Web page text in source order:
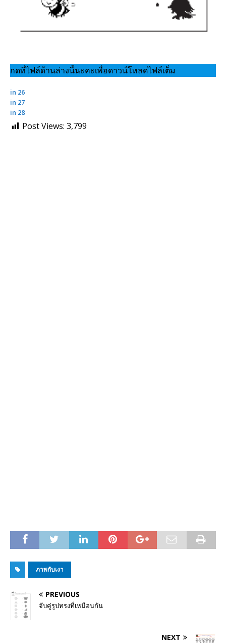
กดที่ไฟล์ด้านล่างนี้นะคะเพื่อดาวน์โหลดไฟล์เต็ม
in 26
in 27
in 28
Post Views: 3,799
ภาพกับเงา
PREVIOUS
จับคู่รูปทรงที่เหมือนกัน
NEXT